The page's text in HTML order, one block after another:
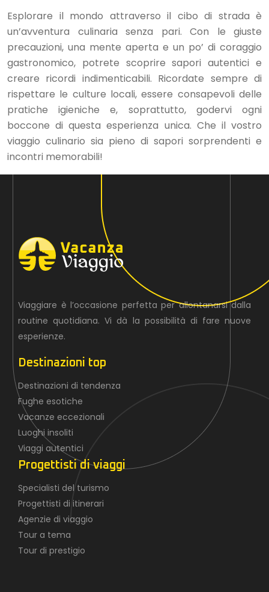
Esplorare il mondo attraverso il cibo di strada è
un’avventura culinaria senza pari. Con le giuste
precauzioni, una mente aperta e un po’ di coraggio
gastronomico, potrete scoprire sapori autentici e
creare ricordi indimenticabili. Ricordate sempre di
rispettare le culture locali, essere consapevoli delle
pratiche igieniche e, soprattutto, godervi ogni
boccone di questa esperienza unica. Che il vostro
viaggio culinario sia pieno di sapori sorprendenti e
incontri memorabili!
Viaggiare è l’occasione perfetta per allontanarsi dalla
routine quotidiana. Vi dà la possibilità di fare nuove
esperienze.
Destinazioni top
Destinazioni di tendenza
Fughe esotiche
Vacanze eccezionali
Luoghi insoliti
Viaggi autentici
Progettisti di viaggi
Specialisti del turismo
Progettisti di itinerari
Agenzie di viaggio
Tour a tema
Tour di prestigio